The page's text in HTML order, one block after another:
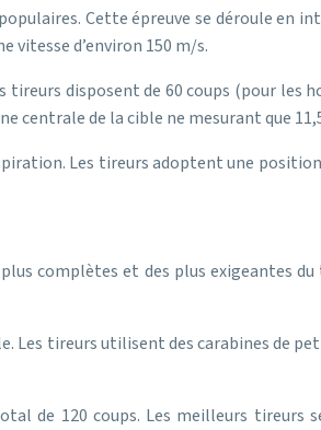
Cette épreuve se déroule en
vitesse d’environ 150 m/s.
disposent de 60 coups (pour
centrale de la cible ne mesurant que
Les tireurs adoptent une
complètes et des plus exigeantes
tireurs utilisent des carabines de
de 120 coups. Les meilleurs